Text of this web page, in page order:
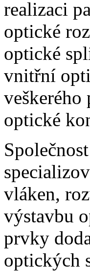
realizaci
optické
optické
vnitřní
veškerého
optické
vláken,
výstavbu
prvky
optických